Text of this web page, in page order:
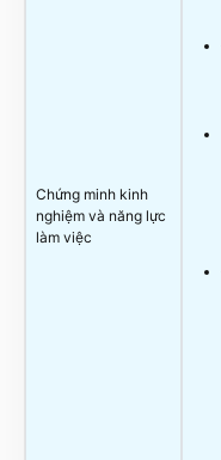
Chứng minh kinh
nghiệm và năng lực
làm việc